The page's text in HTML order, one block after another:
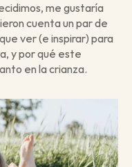
me gustaría
cuenta un par de
ver (e inspirar) para
y por qué este
en la crianza.